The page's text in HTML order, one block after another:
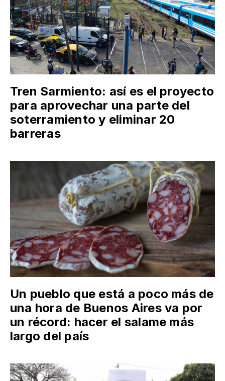
Tren Sarmiento: así es el proyecto
para aprovechar una parte del
soterramiento y eliminar 20
barreras
Un pueblo que está a poco más de
una hora de Buenos Aires va por
un récord: hacer el salame más
largo del país